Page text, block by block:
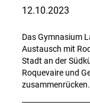
12.10.2023
Das Gymnasium
Austausch mit
Stadt an der
Roquevaire und